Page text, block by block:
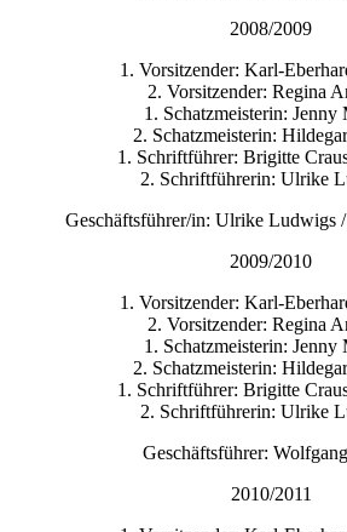
2008/2009
1. Vorsitzender: Karl-
2. Vorsitzender: Regina
1. Schatzmeisterin: Jenny
2. Schatzmeisterin:
1. Schriftführer: Brigitte
2. Schriftführerin: Ulrike
Geschäftsführer/in: Ulrike Ludwigs
2009/2010
1. Vorsitzender: Karl-
2. Vorsitzender: Regina
1. Schatzmeisterin: Jenny
2. Schatzmeisterin:
1. Schriftführer: Brigitte
2. Schriftführerin: Ulrike
Geschäftsführer:
2010/2011